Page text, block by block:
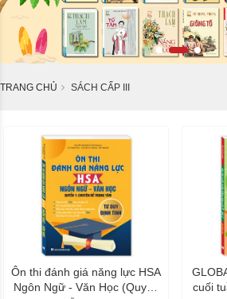
TRANG CHỦ SÁCH CẤP III
Ôn thi đánh giá năng lực HSA
Ngôn Ngữ - Văn Học (Quyển
cuối